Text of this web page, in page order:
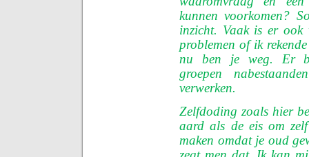
kunnen voorkomen?
inzicht. Vaak is er ook
problemen of ik
nu ben je weg. Er
groepen
verwerken.
Zelfdoding zoals hier
aard als de eis om
maken omdat je oud